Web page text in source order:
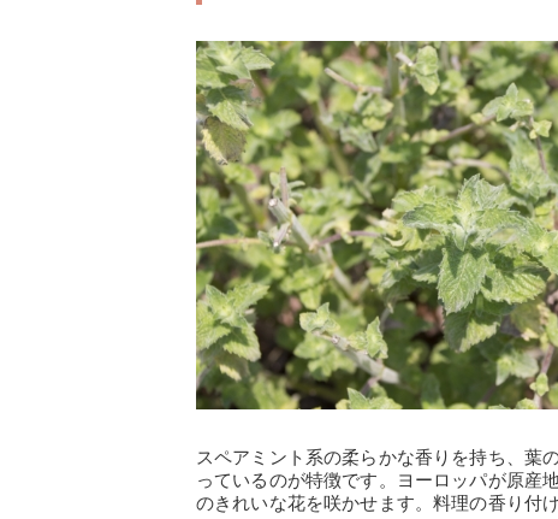
スペアミント系の柔らかな香りを持ち、葉
っているのが特徴です。ヨーロッパが原産
のきれいな花を咲かせます。料理の香り付